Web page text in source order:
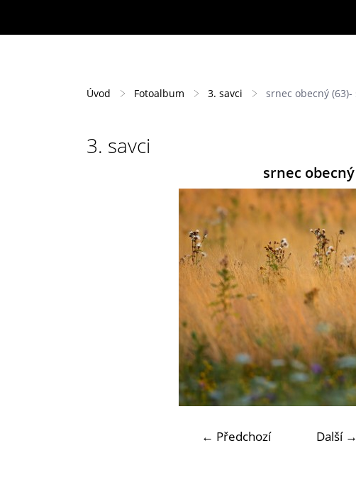
Úvod Fotoalbum 3. savci srnec obecný (63)-
3. savci
srnec
← Předchozí Další →